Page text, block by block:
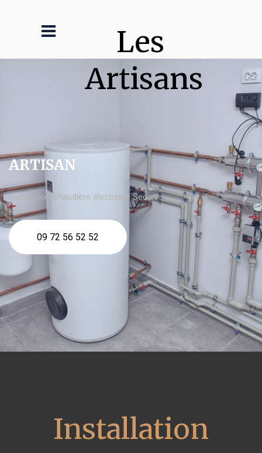
Les
Artisans
ARTISAN
Installation chaudière électrique Sedan
09 72 56 52 52
Installation